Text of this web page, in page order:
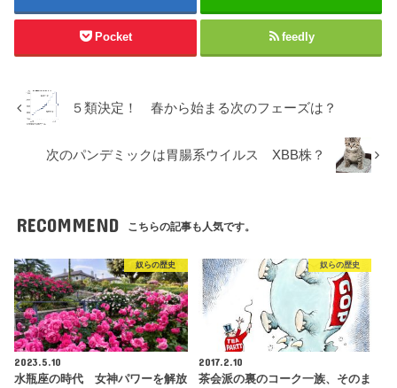
Pocket feedly
５類決定！ 春から始まる次のフェーズは？
次のパンデミックは胃腸系ウイルス XBB株？
RECOMMEND こちらの記事も人気です。
奴らの歴史
2023.5.10
水瓶座の時代 女神パワーを解放
奴らの歴史
2017.2.10
茶会派の裏のコーク一族、そのま